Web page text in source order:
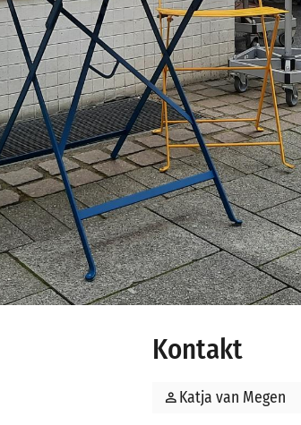
Kontakt
person Katja van Megen